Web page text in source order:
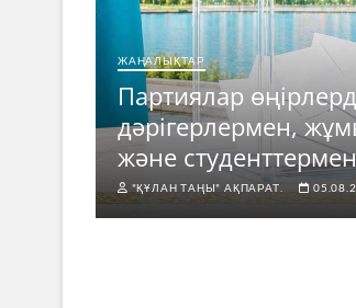
ЖАҢАЛЫҚТАР
Партиялар
дәрігерлермен,
және
"ҚҰЛАН ТАҢЫ" АҚПАРАТ.